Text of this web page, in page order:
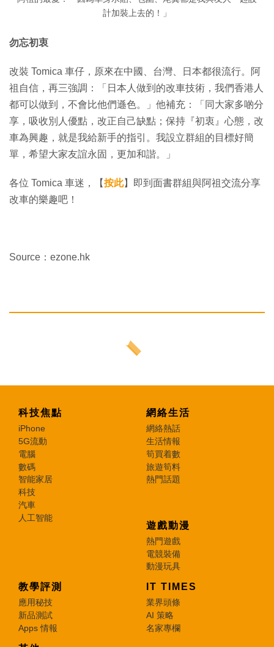
計加裝上去的！」
勿忘初衷
改裝 Tomica 車仔，原來在中國、台灣、日本都很流行。阿
祖自信，再三強調：「日本人做到的改車技術，我們香港人
都可以做到，不會比他們遜色。」他補充：「同大家多啲分
享，吸收別人優點，改正自己缺點；保持『初衷』心態，改
車為興趣，就是我給新手的指引。我設立群組的目標好簡
單，希望大家友誼永固，更加和諧。」
各位 Tomica 車迷，【按此】即到面書群組與阿祖交流分享
改車的樂趣吧！
Source：ezone.hk
科技焦點
iPhone
5G流動
電腦
數碼
智能家居
科技
汽車
人工智能
網絡生活
網絡熱話
生活情報
筍買着數
旅遊筍料
熱門話題
遊戲動漫
熱門遊戲
電競裝備
動漫玩具
教學評測
應用秘技
新品測試
Apps 情報
IT TIMES
業界頭條
AI 策略
名家專欄